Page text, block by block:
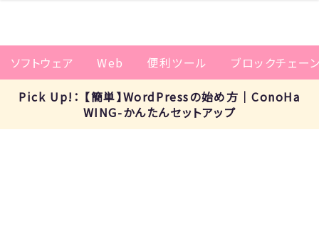
ソフトウェア Web 便利ツール
ブロックチェー
Pick Up!： 【簡単】WordPressの始め方｜ConoHa
WING-かんたんセットアップ